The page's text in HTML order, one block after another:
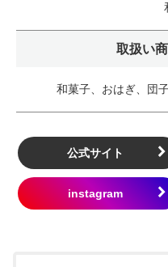
取扱い
和菓子、おはぎ、団
公式サイト